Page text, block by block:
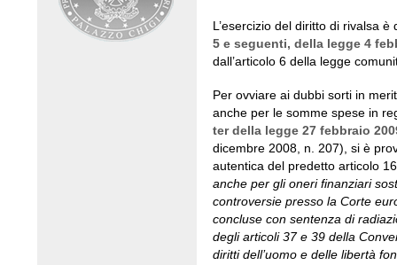
L’esercizio del diritto di rivalsa è
5 e seguenti, della legge 4
dall’articolo 6 della legge
Per ovviare ai dubbi sorti in
anche per le somme spese in
ter della legge 27 febbraio
dicembre 2008, n. 207), si è
autentica del predetto articolo
anche per gli oneri finanziari
controversie presso la Corte
concluse con sentenza di
degli articoli 37 e 39 della
diritti dell’uomo e delle libertà